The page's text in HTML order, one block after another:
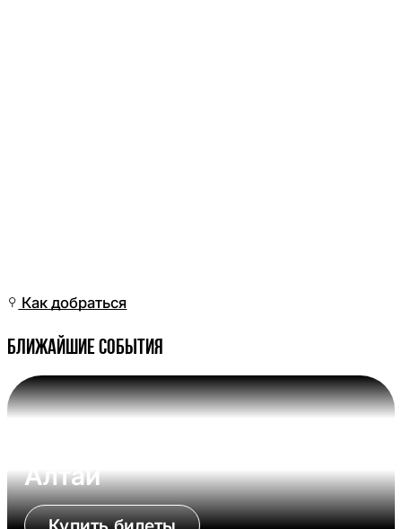
Как добраться
Ближайшие события
Алтай